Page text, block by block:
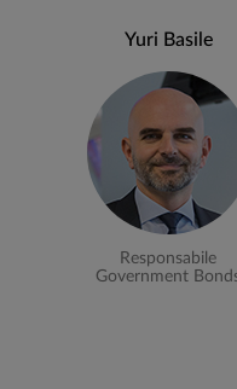
Yuri Basile
Responsabile
Government